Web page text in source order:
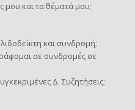
μου και τα θέματά μου;
και συνδρομή;
σε συνδρομές σε
Δ. Συζητήσεις;